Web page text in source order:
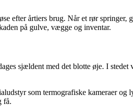
efter årtiers brug. Når et rør
på gulve, vægge og inventar.
sjældent med det blotte øje. I stedet
som termografiske kameraer
få.